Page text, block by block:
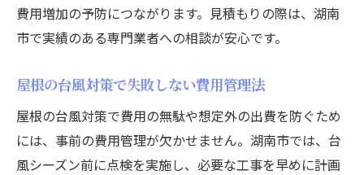
屋根の台風対策費用を抑える賢い選択肢
台風対策と屋根補強の費用節約テクニック
屋根修理費用を減らす台風備えの実践法
屋根の台風対策で費用を賢く管理する方法
費用増加の予防につながります。見積もりの際は、湖南
市で実績のある専門業者への相談が安心です。
屋根の台風対策で失敗しない費用管理法
屋根の台風対策で費用の無駄や想定外の出費を防ぐため
には、事前の費用管理が欠かせません。湖南市では、台
風シーズン前に点検を実施し、必要な工事を早めに計画